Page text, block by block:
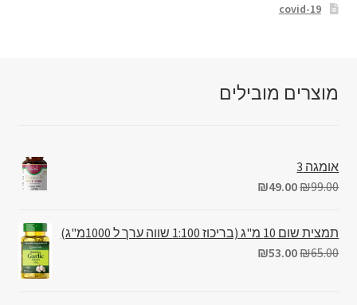
covid-19
מוצרים מובילים
אומגה 3
₪99.00
₪49.00
תמצית שום 10 מ"ג (בריכוז 1:100 שווה ערך ל 1000מ"ג)
₪65.00
₪53.00